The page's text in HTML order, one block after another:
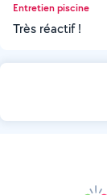
Entretien piscine
Très réactif !